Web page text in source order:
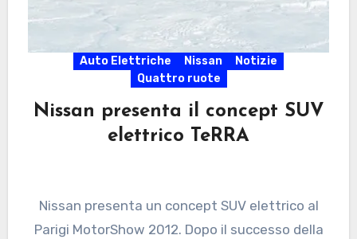
Auto Elettriche Nissan
Notizie
Quattro ruote
Nissan presenta il concept SUV
elettrico TeRRA
Nissan presenta un concept SUV elettrico al
Parigi MotorShow 2012. Dopo il successo della